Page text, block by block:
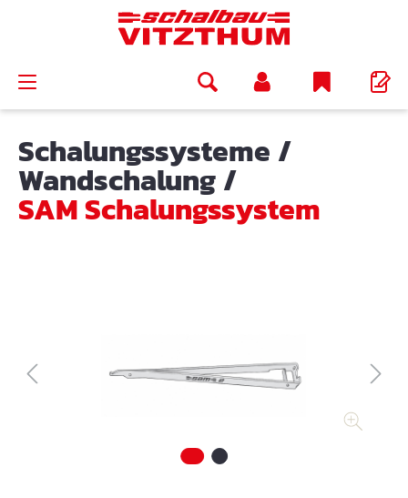
Schalungssysteme /
Wandschalung/
SAM Schalungssystem